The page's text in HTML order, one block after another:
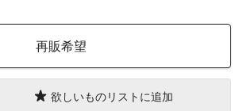
再販希望
欲しいものリストに追加